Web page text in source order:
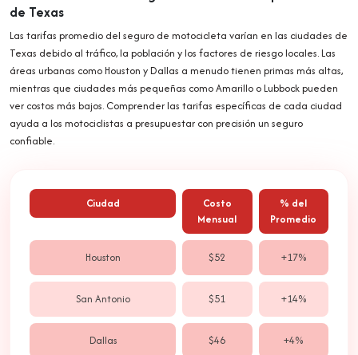
de Texas
Las tarifas promedio del seguro de motocicleta varían en las ciudades de
Texas debido al tráfico, la población y los factores de riesgo locales. Las
áreas urbanas como Houston y Dallas a menudo tienen primas más altas,
mientras que ciudades más pequeñas como Amarillo o Lubbock pueden
ver costos más bajos. Comprender las tarifas específicas de cada ciudad
ayuda a los motociclistas a presupuestar con precisión un seguro
confiable.
Ciudad
Costo
Mensual
% del
Promedio
Houston $52 +17%
San Antonio $51 +14%
Dallas $46 +4%